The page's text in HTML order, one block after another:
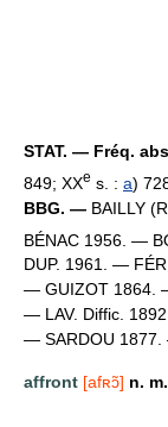
STAT. — Fréq.
849; XXe s. : a)
BBG. — BAILLY
BÉNAC 1956. —
DUP. 1961. —
— GUIZOT 1864.
— LAV. Diffic.
— SARDOU
affront [afʀɔ̃] n. m.